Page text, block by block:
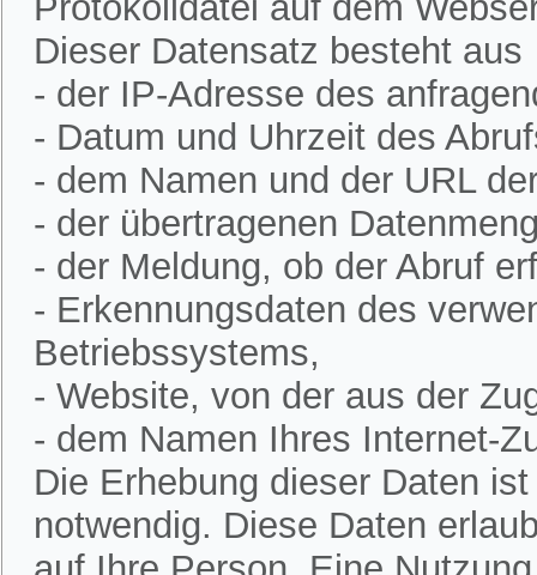
Dieser Datensatz besteht aus
- der IP-Adresse des
- Datum und Uhrzeit des
- dem Namen und der URL
- der übertragenen
- der Meldung, ob der Abruf
- Erkennungsdaten des
Betriebssystems,
- Website, von der aus der
- dem Namen Ihres Internet-
Die Erhebung dieser Daten
notwendig. Diese Daten